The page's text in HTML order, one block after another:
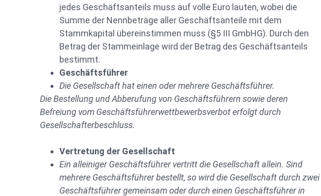
jedes Geschäftsanteils muss auf volle Euro lauten, wobei die
Summe der Nennbeträge aller Geschäftsanteile mit dem
Stammkapital übereinstimmen muss (§5 III GmbHG). Durch den
Betrag der Stammeinlage wird der Betrag des Geschäftsanteils
bestimmt.
Geschäftsführer
Die Gesellschaft hat einen oder mehrere Geschäftsführer.
Die Bestellung und Abberufung von Geschäftsführern sowie deren
Befreiung vom Geschäftsführerwettbewerbsverbot erfolgt durch
Gesellschafterbeschluss.
Vertretung der Gesellschaft
Ein alleiniger Geschäftsführer vertritt die Gesellschaft allein. Sind
mehrere Geschäftsführer bestellt, so wird die Gesellschaft durch zwei
Geschäftsführer gemeinsam oder durch einen Geschäftsführer in